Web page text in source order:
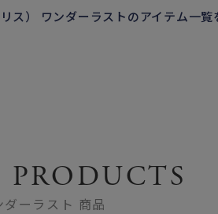
ス） ワンダーラストのアイテム一覧
PRODUCTS
ダーラスト 商品